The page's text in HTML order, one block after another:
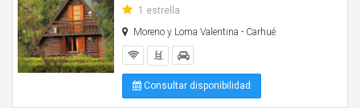
1 estrella
Moreno y Loma Valentina - Carhué
Consultar disponibilidad